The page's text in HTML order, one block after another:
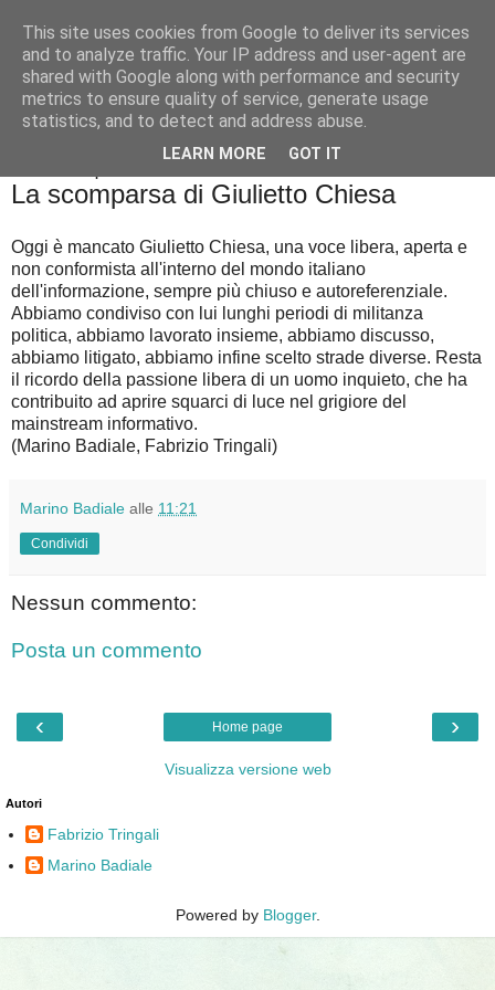
Badiale & Tringali
La scomparsa di Giulietto Chiesa
Oggi è mancato Giulietto Chiesa, una voce libera, aperta e
non conformista all'interno del mondo italiano
dell'informazione, sempre più chiuso e autoreferenziale.
Abbiamo condiviso con lui lunghi periodi di militanza
politica, abbiamo lavorato insieme, abbiamo discusso,
abbiamo litigato, abbiamo infine scelto strade diverse. Resta
il ricordo della passione libera di un uomo inquieto, che ha
contribuito ad aprire squarci di luce nel grigiore del
mainstream informativo.
(Marino Badiale, Fabrizio Tringali)
Marino Badiale alle 11:21
Condividi
Nessun commento:
Posta un commento
‹ ›
Home page
Visualizza versione web
Autori
Fabrizio Tringali
Marino Badiale
Powered by Blogger.
This site uses cookies from Google to deliver its services
and to analyze traffic. Your IP address and user-agent are
shared with Google along with performance and security
metrics to ensure quality of service, generate usage
statistics, and to detect and address abuse.
LEARN MORE GOT IT